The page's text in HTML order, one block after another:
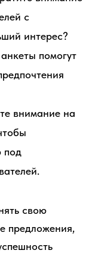
с
интерес?
помогут
внимание на
под
свою
предложения,